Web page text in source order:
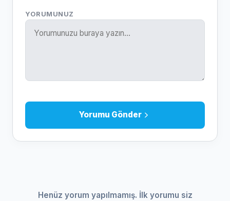
YORUMUNUZ
Yorumu Gönder
Henüz yorum yapılmamış. İlk yorumu siz